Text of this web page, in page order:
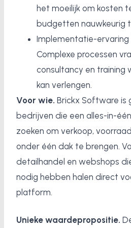
het moeilijk om kosten
budgetten nauwkeurig
Implementatie-ervaring
Complexe processen
consultancy en
kan verlengen.
Voor wie. Brickx Software is
bedrijven die een alles-in-
zoeken om verkoop,
onder één dak te brengen.
detailhandel en webshops
nodig hebben halen direct
platform.
Unieke waardepropositie.